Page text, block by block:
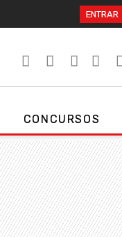
ENTRAR
CONCURSOS